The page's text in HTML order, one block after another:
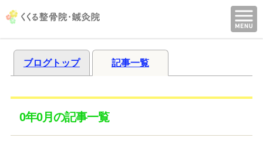
ブログトップ 記事一覧
0年0月の記事一覧